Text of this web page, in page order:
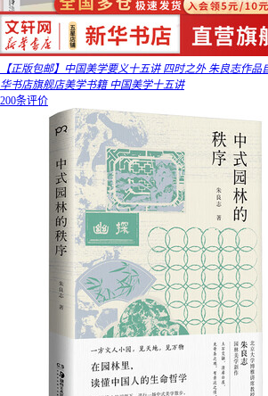
【正版包邮】中国美学要义十五讲 四时之外 朱良志作
华书店旗舰店美学书籍 中国美学十五讲
200条评价